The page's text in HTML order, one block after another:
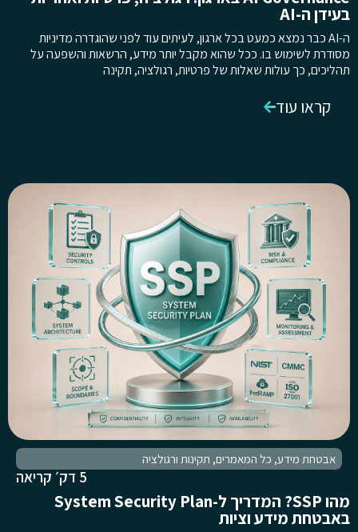
בעידן ה-AI
ה-AI כבר נמצא כמעט בכל ארגון, לעיתים עוד לפני שהוגדרה מדיניות
מסודרת לשימוש בו. ככל שהוא מקבל יותר מידע, הרשאות והשפעה על
תהליכים, כך עולות שאלות של פרטיות, רגולציה, תקינה
קראו עוד
אבטחת מידע, כל המאמרים, תקינות ורגולציה
5 דק׳ קריאה
מהו SSP? המדריך ל-System Security Plan
באבטחת מידע וציות